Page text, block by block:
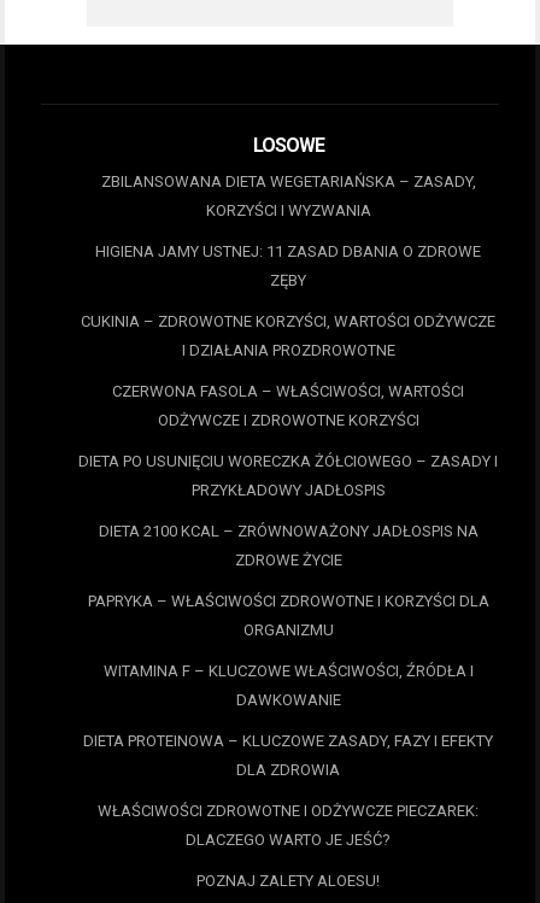
LOSOWE
ZBILANSOWANA DIETA WEGETARIAŃSKA – ZASADY,
KORZYŚCI I WYZWANIA
HIGIENA JAMY USTNEJ: 11 ZASAD DBANIA O ZDROWE
ZĘBY
CUKINIA – ZDROWOTNE KORZYŚCI, WARTOŚCI ODŻYWCZE
I DZIAŁANIA PROZDROWOTNE
CZERWONA FASOLA – WŁAŚCIWOŚCI, WARTOŚCI
ODŻYWCZE I ZDROWOTNE KORZYŚCI
DIETA PO USUNIĘCIU WORECZKA ŻÓŁCIOWEGO – ZASADY I
PRZYKŁADOWY JADŁOSPIS
DIETA 2100 KCAL – ZRÓWNOWAŻONY JADŁOSPIS NA
ZDROWE ŻYCIE
PAPRYKA – WŁAŚCIWOŚCI ZDROWOTNE I KORZYŚCI DLA
ORGANIZMU
WITAMINA F – KLUCZOWE WŁAŚCIWOŚCI, ŹRÓDŁA I
DAWKOWANIE
DIETA PROTEINOWA – KLUCZOWE ZASADY, FAZY I EFEKTY
DLA ZDROWIA
WŁAŚCIWOŚCI ZDROWOTNE I ODŻYWCZE PIECZAREK:
DLACZEGO WARTO JE JEŚĆ?
POZNAJ ZALETY ALOESU!